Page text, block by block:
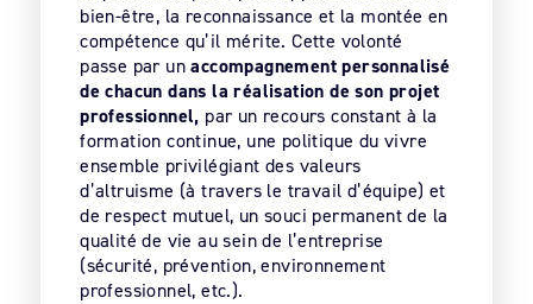
bien-être, la reconnaissance et la montée en
compétence qu’il mérite. Cette volonté
passe par unaccompagnement personnalisé
de chacun dans la réalisation de son projet
professionnel, par un recours constant à la
formation continue, une politique du vivre
ensemble privilégiant des valeurs
d’altruisme (à travers le travail d’équipe) et
de respect mutuel, un souci permanent de la
qualité de vie au sein de l’entreprise
(sécurité, prévention, environnement
professionnel, etc.).